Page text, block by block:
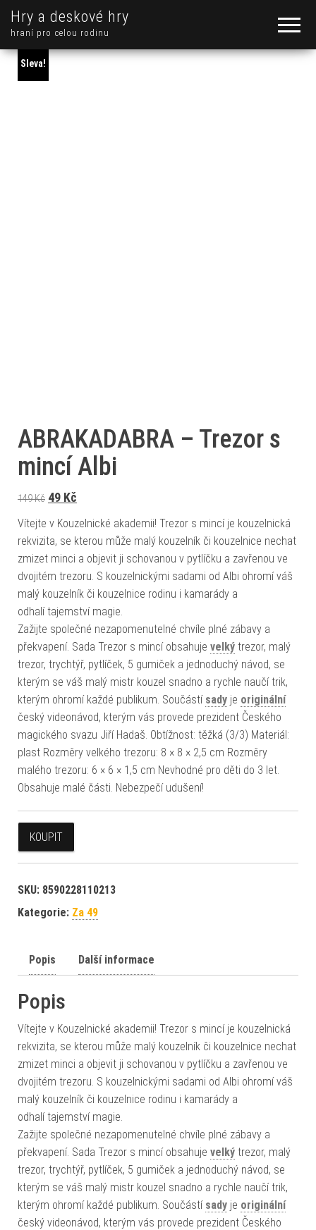
Hry a deskové hry
hraní pro celou rodinu
Sleva!
ABRAKADABRA – Trezor s
mincí Albi
149Kč Původní cena byla: 149 Kč.
49 Kč
Vítejte v Kouzelnické akademii! Trezor s mincí je kouzelnická
rekvizita, se kterou může malý kouzelník či kouzelnice nechat
zmizet minci a objevit ji schovanou v pytlíčku a zavřenou ve
dvojitém trezoru. S kouzelnickými sadami od Albi ohromí váš
malý kouzelník či kouzelnice rodinu i kamarády a
odhalí tajemství magie.
Zažijte společné nezapomenutelné chvíle plné zábavy a
překvapení. Sada Trezor s mincí obsahuje velký trezor, malý
trezor, trychtýř, pytlíček, 5 gumiček a jednoduchý návod, se
kterým se váš malý mistr kouzel snadno a rychle naučí trik,
kterým ohromí každé publikum. Součástí sady je originální
český videonávod, kterým vás provede prezident Českého
magického svazu Jiří Hadaš. Obtížnost: těžká (3/3) Materiál:
plast Rozměry velkého trezoru: 8 × 8 × 2,5 cm Rozměry
malého trezoru: 6 × 6 × 1,5 cm Nevhodné pro děti do 3 let.
Obsahuje malé části. Nebezpečí udušení!
KOUPIT
SKU: 8590228110213
Kategorie: Za 49
Popis Další informace
Popis
Vítejte v Kouzelnické akademii! Trezor s mincí je kouzelnická
rekvizita, se kterou může malý kouzelník či kouzelnice nechat
zmizet minci a objevit ji schovanou v pytlíčku a zavřenou ve
dvojitém trezoru. S kouzelnickými sadami od Albi ohromí váš
malý kouzelník či kouzelnice rodinu i kamarády a
odhalí tajemství magie.
Zažijte společné nezapomenutelné chvíle plné zábavy a
překvapení. Sada Trezor s mincí obsahuje velký trezor, malý
trezor, trychtýř, pytlíček, 5 gumiček a jednoduchý návod, se
kterým se váš malý mistr kouzel snadno a rychle naučí trik,
kterým ohromí každé publikum. Součástí sady je originální
český videonávod, kterým vás provede prezident Českého